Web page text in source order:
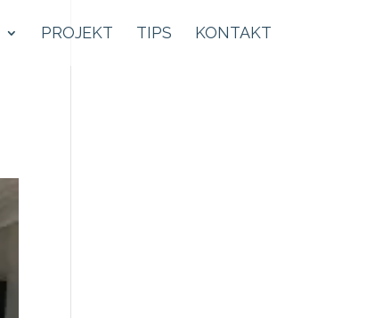
PROJEKT TIPS KONTAKT